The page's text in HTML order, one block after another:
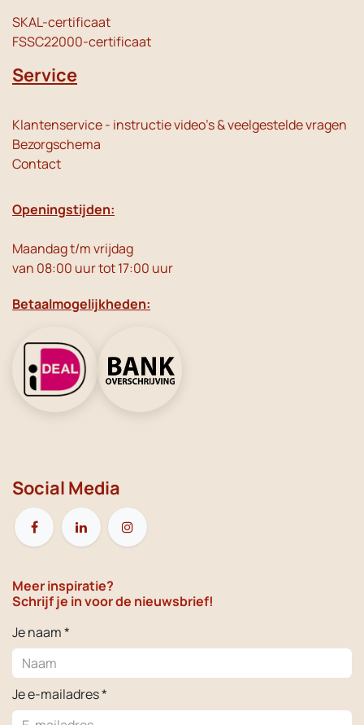
SKAL-certificaat
FSSC22000-certificaat
Service
Klantenservice - instructie video's & veelgestelde vragen
Bezorgschema
Contact
Openingstijden:
Maandag t/m vrijdag
van 08:00 uur tot 17:00 uur
Betaalmogelijkheden:
Social Media
Meer inspiratie?
Schrijf je in voor de nieuwsbrief!
Je naam *
Je e-mailadres *